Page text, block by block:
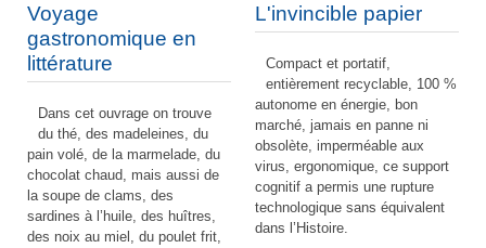
Voyage
gastronomique en
littérature
Dans cet ouvrage on trouve
du thé, des madeleines, du
pain volé, de la marmelade, du
chocolat chaud, mais aussi de
la soupe de clams, des
sardines à l’huile, des huîtres,
des noix au miel, du poulet frit,
L'invincible papier
Compact et portatif,
entièrement recyclable, 100 %
autonome en énergie, bon
marché, jamais en panne ni
obsolète, imperméable aux
virus, ergonomique, ce support
cognitif a permis une rupture
technologique sans équivalent
dans l’Histoire.